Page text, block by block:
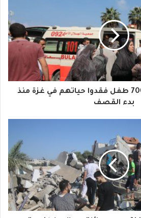
يونيسيف: أكثر من 700 طفل فقدوا حياتهم في غزة منذ
بدء القصف